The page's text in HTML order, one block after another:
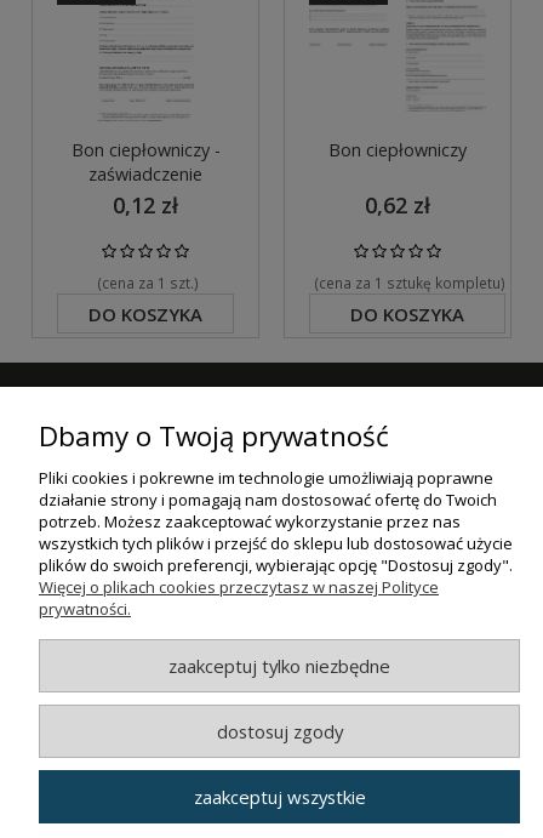
Bon ciepłowniczy -
zaświadczenie
0,12 zł
(cena za 1 szt.)
DO KOSZYKA
Bon ciepłowniczy
0,62 zł
(cena za 1 sztukę kompletu)
DO KOSZYKA
ZAKUPY
POMOC
INFORMACJE
Wszystkie prawa zastrzeżone.
Dbamy o Twoją prywatność
Pliki cookies i pokrewne im technologie umożliwiają poprawne
działanie strony i pomagają nam dostosować ofertę do Twoich
potrzeb. Możesz zaakceptować wykorzystanie przez nas
wszystkich tych plików i przejść do sklepu lub dostosować użycie
plików do swoich preferencji, wybierając opcję "Dostosuj zgody".
Więcej o plikach cookies przeczytasz w naszej Polityce
prywatności.
zaakceptuj tylko niezbędne
dostosuj zgody
zaakceptuj wszystkie